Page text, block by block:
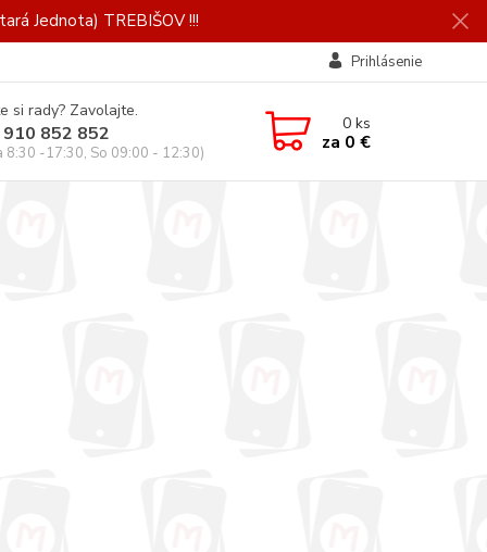
Jednota) TREBIŠOV !!!
Prihlásenie
si rady? Zavolajte.
852 852
8:30 -17:30, So 09:00 - 12:30)
0ks
za 0 €